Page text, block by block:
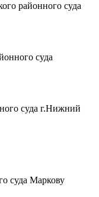
районного суда
суда
суда г.Нижний
суда Маркову